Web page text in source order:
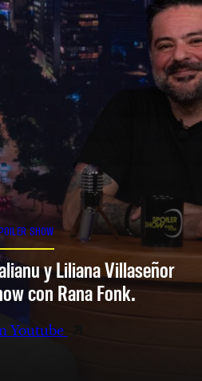
SHOW
y Liliana Villaseñor
con Rana Fonk.
Youtube